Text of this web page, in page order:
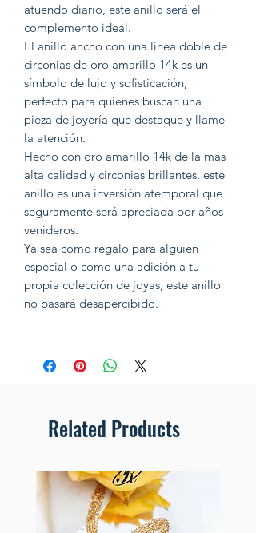
atuendo diario, este anillo será el
complemento ideal.
El anillo ancho con una línea doble de
circonias de oro amarillo 14k es un
símbolo de lujo y sofisticación,
perfecto para quienes buscan una
pieza de joyería que destaque y llame
la atención.
Hecho con oro amarillo 14k de la más
alta calidad y circonias brillantes, este
anillo es una inversión atemporal que
seguramente será apreciada por años
venideros.
Ya sea como regalo para alguien
especial o como una adición a tu
propia colección de joyas, este anillo
no pasará desapercibido.
Related Products